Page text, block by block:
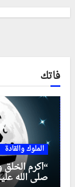
فاتك
الملوك والقادة
“أكرم
صلى الله